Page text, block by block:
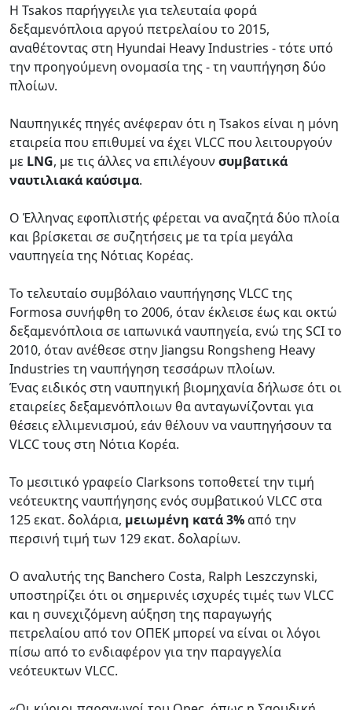
Η Tsakos παρήγγειλε για τελευταία φορά
δεξαμενόπλοια αργού πετρελαίου το 2015,
αναθέτοντας στη Hyundai Heavy Industries - τότε υπό
την προηγούμενη ονομασία της - τη ναυπήγηση δύο
πλοίων.
Ναυπηγικές πηγές ανέφεραν ότι η Tsakos είναι η μόνη
εταιρεία που επιθυμεί να έχει VLCC που λειτουργούν
με LNG, με τις άλλες να επιλέγουν συμβατικά
ναυτιλιακά καύσιμα.
Ο Έλληνας εφοπλιστής φέρεται να αναζητά δύο πλοία
και βρίσκεται σε συζητήσεις με τα τρία μεγάλα
ναυπηγεία της Νότιας Κορέας.
Το τελευταίο συμβόλαιο ναυπήγησης VLCC της
Formosa συνήφθη το 2006, όταν έκλεισε έως και οκτώ
δεξαμενόπλοια σε ιαπωνικά ναυπηγεία, ενώ της SCI το
2010, όταν ανέθεσε στην Jiangsu Rongsheng Heavy
Industries τη ναυπήγηση τεσσάρων πλοίων.
Ένας ειδικός στη ναυπηγική βιομηχανία δήλωσε ότι οι
εταιρείες δεξαμενόπλοιων θα ανταγωνίζονται για
θέσεις ελλιμενισμού, εάν θέλουν να ναυπηγήσουν τα
VLCC τους στη Νότια Κορέα.
Το μεσιτικό γραφείο Clarksons τοποθετεί την τιμή
νεότευκτης ναυπήγησης ενός συμβατικού VLCC στα
125 εκατ. δολάρια, μειωμένη κατά 3%από την
περσινή τιμή των 129 εκατ. δολαρίων.
Ο αναλυτής της Banchero Costa, Ralph Leszczynski,
υποστηρίζει ότι οι σημερινές ισχυρές τιμές των VLCC
και η συνεχιζόμενη αύξηση της παραγωγής
πετρελαίου από τον ΟΠΕΚ μπορεί να είναι οι λόγοι
πίσω από το ενδιαφέρον για την παραγγελία
νεότευκτων VLCC.